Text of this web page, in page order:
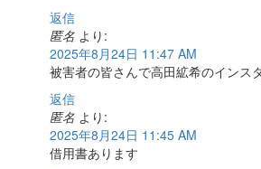
返信
匿名 より:
2025年8月24日 11:47 AM
被害者の皆さんで高田絋希のインス
返信
匿名 より:
2025年8月24日 11:45 AM
借用書あります